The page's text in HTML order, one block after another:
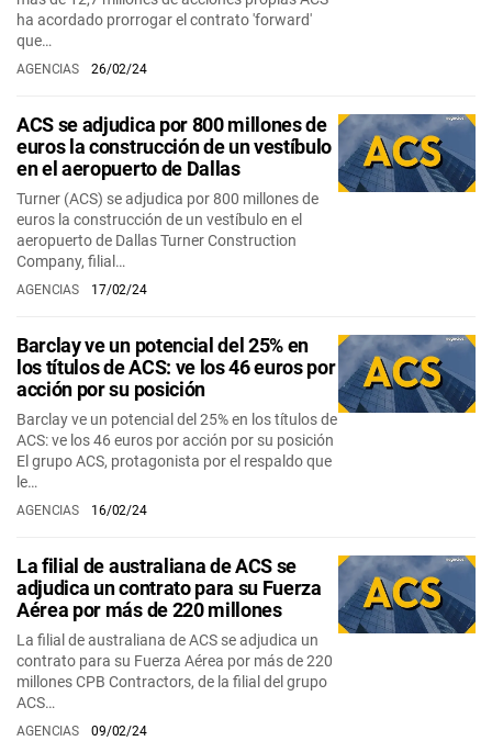
ha acordado prorrogar el contrato 'forward'
que…
AGENCIAS 26/02/24
ACS se adjudica por 800 millones de
euros la construcción de un vestíbulo
en el aeropuerto de Dallas
Turner (ACS) se adjudica por 800 millones de
euros la construcción de un vestíbulo en el
aeropuerto de Dallas Turner Construction
Company, filial…
AGENCIAS 17/02/24
Barclay ve un potencial del 25% en
los títulos de ACS: ve los 46 euros por
acción por su posición
Barclay ve un potencial del 25% en los títulos de
ACS: ve los 46 euros por acción por su posición
El grupo ACS, protagonista por el respaldo que
le…
AGENCIAS 16/02/24
La filial de australiana de ACS se
adjudica un contrato para su Fuerza
Aérea por más de 220 millones
La filial de australiana de ACS se adjudica un
contrato para su Fuerza Aérea por más de 220
millones CPB Contractors, de la filial del grupo
ACS…
AGENCIAS 09/02/24